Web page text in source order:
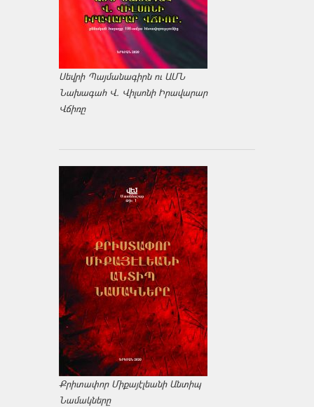
Սեվրի Պայմանագիրն ու ԱՄՆ
Նախագահ Վ. Վիլսոնի Իրավարար
Վճիռը
Քրիտափոր Միքայէլեանի Անտիպ
Նամակները